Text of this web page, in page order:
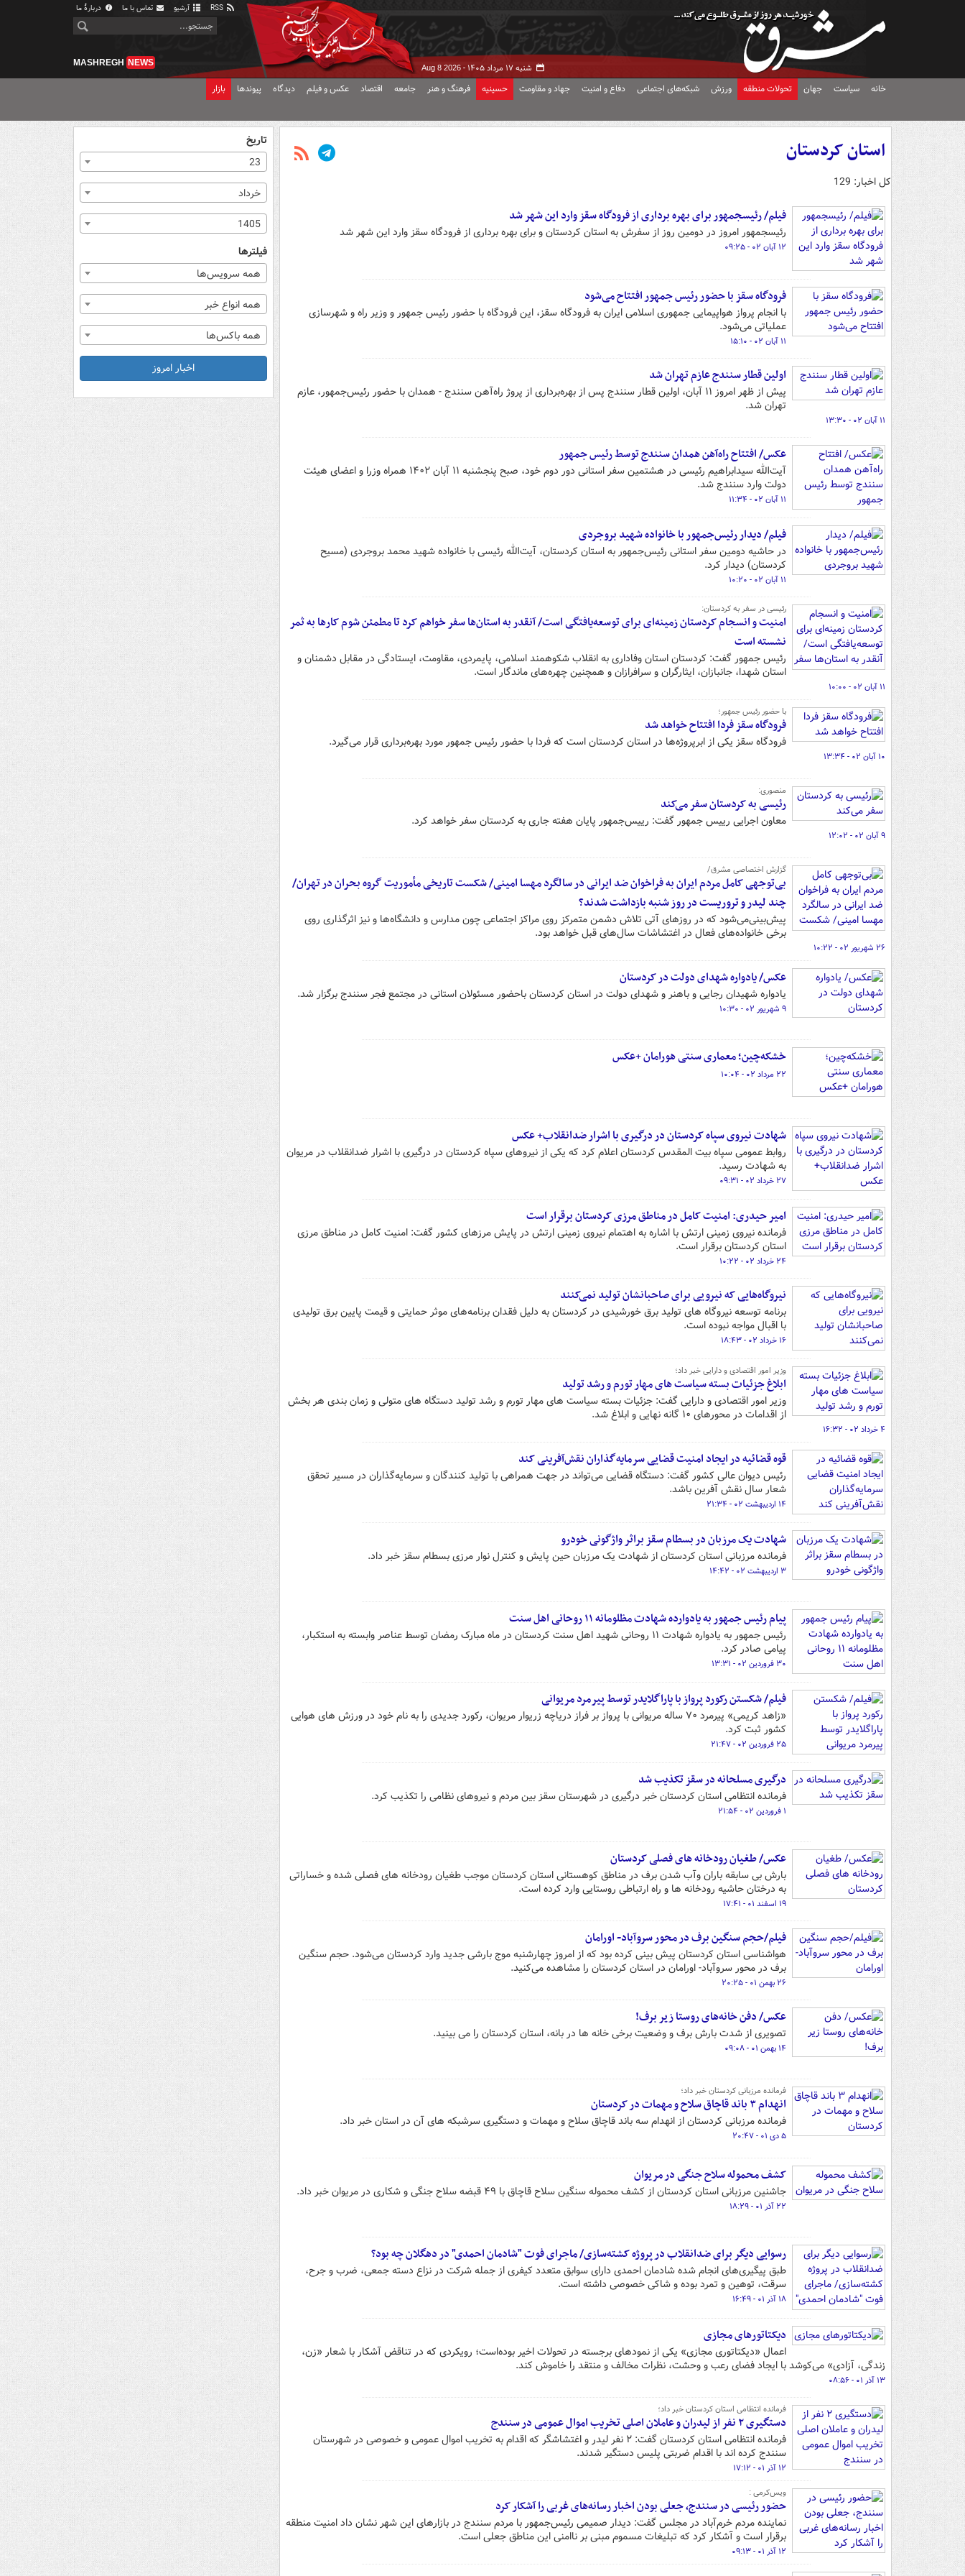
آرشیو تماس با ما دربارهٔ ما
شنبه ۱۷ مرداد ۱۴۰۵ - Aug 8 2026
MASHREGH NEWS
خانه سیاست جهان تحولات منطقه ورزش شبکه‌های اجتماعی دفاع و امنیت جهاد و مقاومت حسینیه فرهنگ و هنر جامعه اقتصاد عکس و فیلم دیدگاه پیوندها بازار
استان کردستان
کل اخبار: 129
فیلم/ رئیس‎جمهور برای بهره برداری از فرودگاه سقز وارد این شهر شد
رئیس‎جمهور امروز در دومین روز از سفرش به استان کردستان و برای بهره برداری از فرودگاه سقز وارد این شهر شد
۱۲ آبان ۰۲ - ۰۹:۲۵
فرودگاه سقز با حضور رئیس جمهور افتتاح می‌شود
با انجام پرواز هواپیمایی جمهوری اسلامی ایران به فرودگاه سقز، این فرودگاه با حضور رئیس جمهور و وزیر راه و شهرسازی
عملیاتی می‌شود.
۱۱ آبان ۰۲ - ۱۵:۱۰
اولین قطار سنندج عازم تهران شد
پیش از ظهر امروز ۱۱ آبان، اولین قطار سنندج پس از بهره‌برداری از پروژ راه‌آهن سنندج - همدان با حضور رئیس‌جمهور، عازم
تهران شد.
۱۱ آبان ۰۲ - ۱۳:۳۰
عکس/ افتتاح راه‌آهن همدان سنندج توسط رئیس جمهور
آیت‌الله سیدابراهیم رئیسی در هشتمین سفر استانی دور دوم خود، صبح پنجشنبه ۱۱ آبان ۱۴۰۲ همراه وزرا و اعضای هیئت
دولت وارد سنندج شد.
۱۱ آبان ۰۲ - ۱۱:۳۴
فیلم/ دیدار رئیس‌جمهور با خانواده شهید بروجردی
در حاشیه دومین سفر استانی رئیس‌جمهور به استان کردستان،‌ آیت‌الله رئیسی با خانواده شهید محمد بروجردی (مسیح
کردستان) دیدار کرد.
۱۱ آبان ۰۲ - ۱۰:۲۰
رئیسی در سفر به کردستان:
امنیت و انسجام کردستان زمینه‌ای برای توسعه‌یافتگی است/ آنقدر به استان‌ها سفر خواهم کرد تا مطمئن شوم کارها به ثمر
نشسته است
رئیس جمهور گفت: کردستان استان وفاداری به انقلاب شکوهمند اسلامی، پایمردی، مقاومت، ایستادگی در مقابل دشمنان و
استان شهدا، جانبازان، ایثارگران و سرافرازان و همچنین چهره‌های ماندگار است.
۱۱ آبان ۰۲ - ۱۰:۰۰
با حضور رئیس جمهور؛
فرودگاه سقز فردا افتتاح خواهد شد
فرودگاه سقز یکی از ابرپروژه‌ها در استان کردستان است که فردا با حضور رئیس جمهور مورد بهره‌برداری قرار می‌گیرد.
۱۰ آبان ۰۲ - ۱۳:۳۴
منصوری:
رئیسی به کردستان سفر می‌کند
معاون اجرایی رییس جمهور گفت: رییس‌جمهور پایان هفته جاری به کردستان سفر خواهد کرد.
۹ آبان ۰۲ - ۱۲:۰۲
گزارش اختصاصی مشرق/
بی‌توجهی کامل مردم ایران به فراخوان ضد ایرانی در سالگرد مهسا امینی/ شکست تاریخی مأموریت گروه بحران در تهران/
چند لیدر و تروریست در روز شنبه بازداشت شدند؟
پیش‌بینی‌می‌شود که در روزهای آتی تلاش دشمن متمرکز روی مراکز اجتماعی چون مدارس و دانشگاه‌ها و نیز اثرگذاری روی
برخی خانواده‌های فعال در اغتشاشات سال‌های قبل خواهد بود.
۲۶ شهریور ۰۲ - ۱۰:۲۲
عکس/ یادواره شهدای دولت در کردستان
یادواره شهیدان رجایی و باهنر و شهدای دولت در استان کردستان باحضور مسئولان استانی در مجتمع فجر سنندج برگزار شد.
۹ شهریور ۰۲ - ۱۰:۳۰
خشکه‌چین؛ معماری سنتی هورامان +عکس
۲۲ مرداد ۰۲ - ۱۰:۰۴
شهادت نیروی سپاه کردستان در درگیری با اشرار ضدانقلاب+ عکس
روابط عمومی سپاه بیت المقدس کردستان اعلام کرد که یکی از نیروهای سپاه کردستان در درگیری با اشرار ضدانقلاب در مریوان
به شهادت رسید.
۲۷ خرداد ۰۲ - ۰۹:۳۱
امیر حیدری: امنیت کامل در مناطق مرزی کردستان برقرار است
فرمانده نیروی زمینی ارتش با اشاره به اهتمام نیروی زمینی ارتش در پایش مرزهای کشور گفت: امنیت کامل در مناطق مرزی
استان کردستان برقرار است.
۲۴ خرداد ۰۲ - ۱۰:۲۲
نیروگاه‌هایی که نیرویی برای صاحبانشان تولید نمی‌کنند
برنامه توسعه نیروگاه های تولید برق خورشیدی در کردستان به دلیل فقدان برنامه‌های موثر حمایتی و قیمت پایین برق تولیدی
با اقبال مواجه نبوده است.
۱۶ خرداد ۰۲ - ۱۸:۴۳
وزیر امور اقتصادی و دارایی خبر داد؛
ابلاغ جزئیات بسته سیاست های مهار تورم و رشد تولید
وزیر امور اقتصادی و دارایی گفت: جزئیات بسته سیاست های مهار تورم و رشد تولید دستگاه های متولی و زمان بندی هر بخش
از اقدامات در محورهای ۱۰ گانه نهایی و ابلاغ شد.
۴ خرداد ۰۲ - ۱۶:۳۲
قوه قضائیه در ایجاد امنیت قضایی سرمایه‌گذاران نقش‌آفرینی کند
رئیس دیوان عالی کشور گفت: دستگاه قضایی می‌تواند در جهت همراهی با تولید کنندگان و سرمایه‌گذاران در مسیر تحقق
شعار سال نقش آفرین باشد.
۱۴ اردیبهشت ۰۲ - ۲۱:۳۴
شهادت یک مرزبان در بسطام سقز براثر واژگونی خودرو
فرمانده مرزبانی استان کردستان از شهادت یک مرزبان حین پایش و کنترل نوار مرزی بسطام سقز خبر داد.
۳ اردیبهشت ۰۲ - ۱۴:۴۲
پیام رئیس جمهور به یادوارده شهادت مظلومانه ۱۱ روحانی اهل سنت
رئیس جمهور به یادواره شهادت ۱۱ روحانی شهید اهل سنت کردستان در ماه مبارک رمضان توسط عناصر وابسته به استکبار،
پیامی صادر کرد.
۳۰ فروردین ۰۲ - ۱۳:۳۱
فیلم/ شکستن رکورد پرواز با پاراگلایدر توسط پیرمرد مریوانی
«زاهد کریمی» پیرمرد ۷۰ ساله مریوانی با پرواز بر فراز دریاچه زریوار مریوان، رکورد جدیدی را به نام خود در ورزش های هوایی
کشور ثبت کرد.
۲۵ فروردین ۰۲ - ۲۱:۴۷
درگیری مسلحانه در سقز تکذیب شد
فرمانده انتظامی استان کردستان خبر درگیری در شهرستان سقز بین مردم و نیروهای نظامی را تکذیب کرد.
۱ فروردین ۰۲ - ۲۱:۵۴
عکس/ طغیان رودخانه های فصلی کردستان
بارش بی سابقه باران وآب شدن برف در مناطق کوهستانی استان کردستان موجب طغیان رودخانه‌ های فصلی شده و خساراتی
به درختان حاشیه رودخانه ها و راه ارتباطی روستایی وارد کرده است.
۱۹ اسفند ۰۱ - ۱۷:۴۱
فیلم/حجم سنگین برف در محور سروآباد- اورامان
هواشناسی استان کردستان پیش بینی کرده بود که از امروز چهارشنبه موج بارشی جدید وارد کردستان می‌شود. حجم سنگین
برف در محور سروآباد- اورامان در استان کردستان را مشاهده می‌کنید.
۲۶ بهمن ۰۱ - ۲۰:۲۵
عکس/ دفن خانه‌های روستا زیر برف!
تصویری از شدت بارش برف و وضعیت برخی خانه ها در بانه، استان کردستان را می بینید.
۱۴ بهمن ۰۱ - ۰۹:۰۸
فرمانده مرزبانی کردستان خبر داد؛
انهدام ۳ باند قاچاق سلاح و مهمات در کردستان
فرمانده مرزبانی کردستان از انهدام سه باند قاچاق سلاح و مهمات و دستگیری سرشبکه‌ های آن در استان خبر داد.
۵ دی ۰۱ - ۲۰:۴۷
کشف محموله سلاح جنگی در مریوان
جاشنین مرزبانی استان کردستان از کشف محموله سنگین سلاح قاچاق با ۴۹ قبضه سلاح جنگی و شکاری در مریوان خبر داد.
۲۲ آذر ۰۱ - ۱۸:۲۹
رسوایی دیگر برای ضدانقلاب در پروژه کشته‌سازی‌/ ماجرای فوت "شادمان احمدی" در ‌دهگلان چه بود؟
طبق پیگیری‌های انجام شده شادمان احمدی دارای سوابق متعدد کیفری از جمله شرکت در نزاع دسته جمعی، ضرب و جرح،
سرقت، توهین و تمرد بوده و شاکی خصوصی داشته است.
۱۸ آذر ۰۱ - ۱۶:۴۹
دیکتاتورهای مجازی
اعمال «دیکتاتوری مجازی» یکی از نمودهای برجسته در تحولات اخیر بوده‌است؛ رویکردی که در تناقض آشکار با شعار «زن‌،
زندگی، آزادی» می‌کوشد با ایجاد فضای رعب و وحشت، نظرات مخالف و منتقد را خاموش کند.
۱۳ آذر ۰۱ - ۰۸:۵۶
فرمانده انتظامی استان کردستان خبر داد؛
دستگیری ۲ نفر از لیدران و عاملان اصلی تخریب اموال عمومی در سنندج
فرمانده انتظامی استان کردستان گفت: ۲ نفر لیدر و اغتشاشگر که اقدام به تخریب اموال عمومی و خصوصی در شهرستان
سنندج کرده اند با اقدام ضربتی پلیس دستگیر شدند.
۱۲ آذر ۰۱ - ۱۷:۱۲
ویس‌کرمی :
حضور رئیسی در سنندج، جعلی بودن اخبار رسانه‌های غربی را آشکار کرد
نماینده مردم خرم‌آباد در مجلس گفت: دیدار صمیمی رئیس‌جمهور با مردم سنندج در بازارهای این شهر نشان داد امنیت منطقه
برقرار است و آشکار کرد که تبلیغات مسموم مبنی بر ناامنی این مناطق جعلی است.
۱۲ آذر ۰۱ - ۰۹:۱۳
تاریخ
23
خرداد
1405
فیلترها
همه سرویس‌ها
همه انواع خبر
همه باکس‌ها
اخبار امروز